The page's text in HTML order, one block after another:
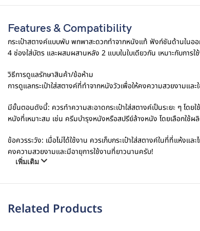
Features & Compatibility
กระเป๋าสตางค์แบบพับ พกพาสะดวกทำจากหนังแท้ ฟังก์ชันด้านในออ
4 ช่องใส่บัตร และผสมผสานหลัง 2 แบบในใบเดียวกัน เหมาะกับการใ
วิธีการดูแลรักษาสินค้า/ข้อห้าม
การดูแลกระเป๋าใส่สตางค์ที่ทำจากหนังวัวเพื่อให้คงความสวยงามแล
มีขั้นตอนดังนี้: ควรทำความสะอาดกระเป๋าใส่สตางค์เป็นระยะ ๆ โ
หนังที่เหมาะสม เช่น ครีมบำรุงหนังหรือสปรีย์ล้างหนัง โดยเลือกใ
ข้อควรระวัง: เมื่อไม่ได้ใช้งาน ควรเก็บกระเป๋าใส่สตางค์ในที่ที่แห้งแ
คงความสวยงามและมีอายุการใช้งานที่ยาวนานครับ!
เพิ่มเติม
Related Products